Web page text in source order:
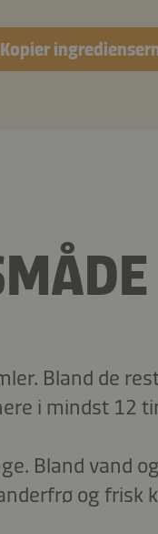
Kopier
Bland de
i mindst 12
Bland vand
og frisk